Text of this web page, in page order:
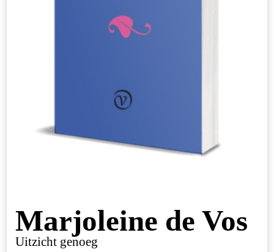
Marjoleine de Vos
Uitzicht genoeg